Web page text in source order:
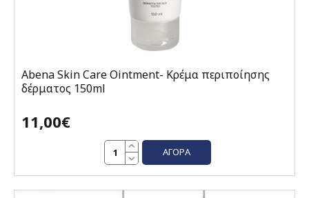
Abena Skin Care Ointment- Κρέμα περιποίησης
δέρματος 150ml
11,00€
ΑΓΟΡΆ